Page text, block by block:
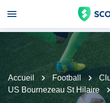
Accueil Football
US Bournezeau St Hilaire